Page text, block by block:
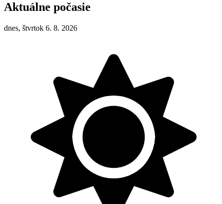
Aktuálne počasie
dnes, štvrtok 6. 8. 2026